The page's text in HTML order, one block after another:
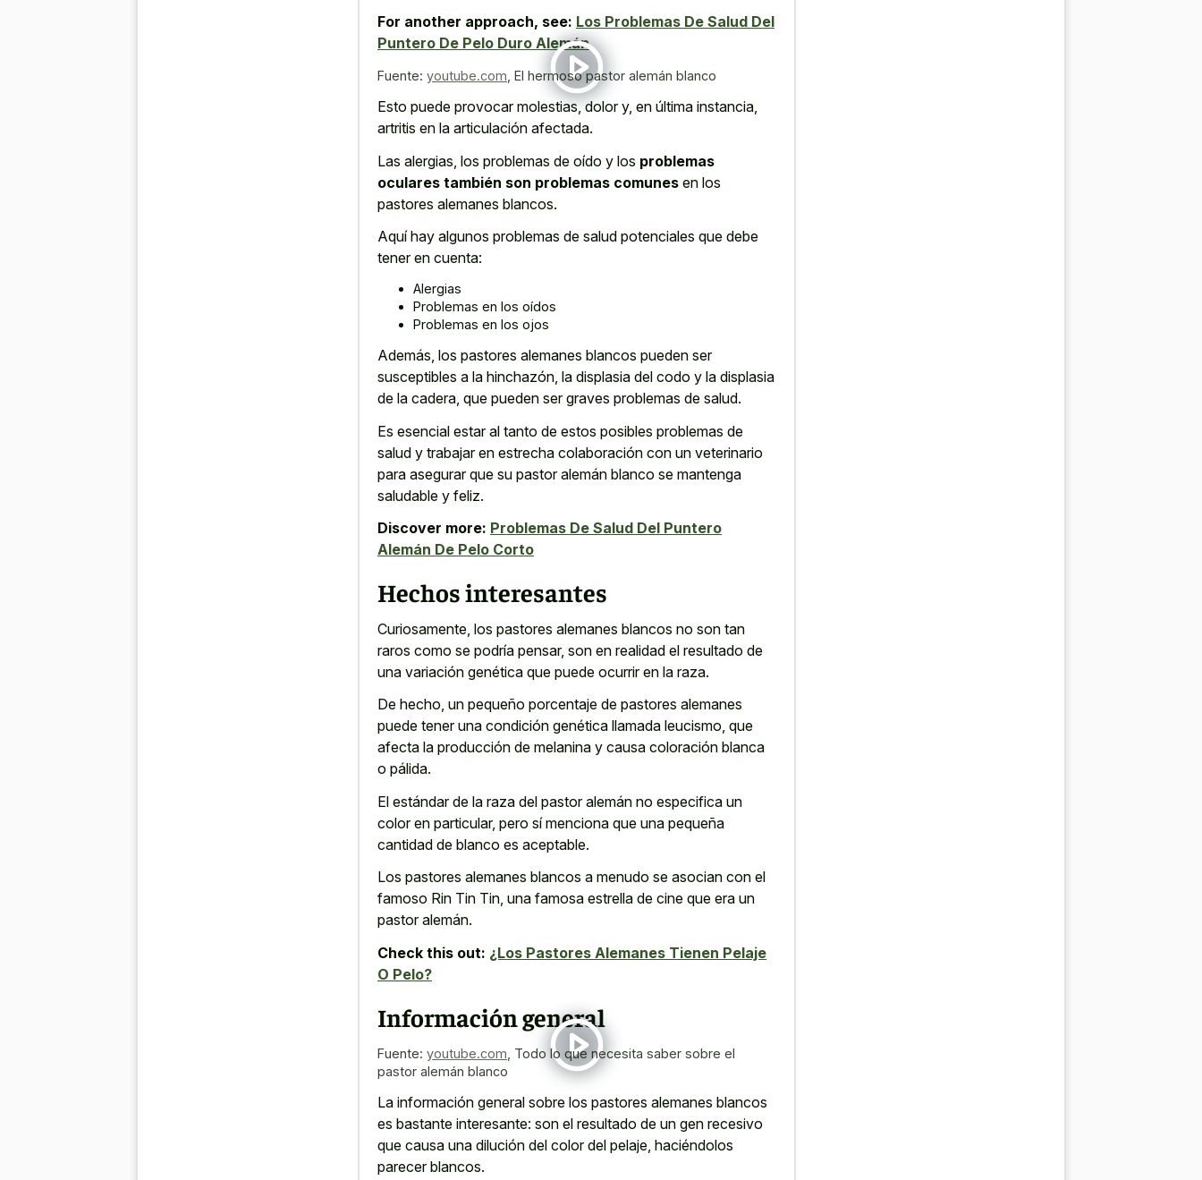
For another approach, see: Los Problemas De Salud Del
Puntero De Pelo Duro Alemán
Fuente: youtube.com El hermoso pastor alemán blanco
Esto puede provocar molestias, dolor y, en última instancia,
artritis en la articulación afectada.
Las alergias, los problemas de oído y los problemas
oculares también son problemas comunes en los
pastores alemanes blancos.
Aquí hay algunos problemas de salud potenciales que debe
tener en cuenta:
Alergias
Problemas en los oídos
Problemas en los ojos
Además, los pastores alemanes blancos pueden ser
susceptibles a la hinchazón, la displasia del codo y la displasia
de la cadera, que pueden ser graves problemas de salud.
Es esencial estar al tanto de estos posibles problemas de
salud y trabajar en estrecha colaboración con un veterinario
para asegurar que su pastor alemán blanco se mantenga
saludable y feliz.
Discover more: Problemas De Salud Del Puntero
Alemán De Pelo Corto
Hechos interesantes
Curiosamente, los pastores alemanes blancos no son tan
raros como se podría pensar, son en realidad el resultado de
una variación genética que puede ocurrir en la raza.
De hecho, un pequeño porcentaje de pastores alemanes
puede tener una condición genética llamada leucismo, que
afecta la producción de melanina y causa coloración blanca
o pálida.
El estándar de la raza del pastor alemán no especifica un
color en particular, pero sí menciona que una pequeña
cantidad de blanco es aceptable.
Los pastores alemanes blancos a menudo se asocian con el
famoso Rin Tin Tin, una famosa estrella de cine que era un
pastor alemán.
Check this out: ¿Los Pastores Alemanes Tienen Pelaje
O Pelo?
Información general
Fuente: youtube.com Todo lo que necesita saber sobre el
pastor alemán blanco
La información general sobre los pastores alemanes blancos
es bastante interesante: son el resultado de un gen recesivo
que causa una dilución del color del pelaje, haciéndolos
parecer blancos.